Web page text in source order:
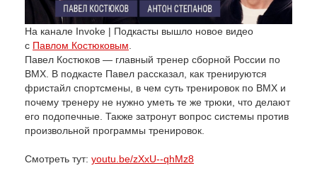
На канале Invoke | Подкасты вышло новое видео
с Павлом Костюковым
Павел Костюков — главный тренер сборной России по
BMX. В подкасте Павел рассказал, как тренируются
фристайл спортсмены, в чем суть тренировок по BMX и
почему тренеру не нужно уметь те же трюки, что делают
его подопечные. Также затронут вопрос системы против
произвольной программы тренировок.
Смотреть тут: youtu.be/zXxU--qhMz8